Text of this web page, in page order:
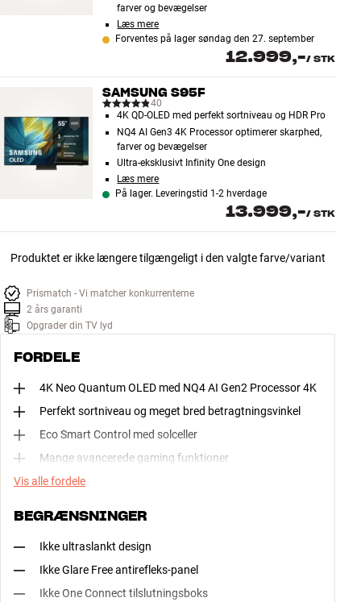
farver og bevægelser
Læs mere
Forventes på lager søndag den 27. september
12.999,-/ STK
SAMSUNG S95F
40
4K QD-OLED med perfekt sortniveau og HDR Pro
NQ4 AI Gen3 4K Processor optimerer skarphed,
farver og bevægelser
Ultra-eksklusivt Infinity One design
Læs mere
På lager. Leveringstid 1-2 hverdage
13.999,-/ STK
Produktet er ikke længere tilgængeligt i den valgte farve/variant
Prismatch - Vi matcher konkurrenterne
2 års garanti
Opgrader din TV lyd
FORDELE
4K Neo Quantum OLED med NQ4 AI Gen2 Processor 4K
Perfekt sortniveau og meget bred betragtningsvinkel
Eco Smart Control med solceller
Mange avancerede gaming funktioner
Vis alle fordele
BEGRÆNSNINGER
Ikke ultraslankt design
Ikke Glare Free antirefleks-panel
Ikke One Connect tilslutningsboks